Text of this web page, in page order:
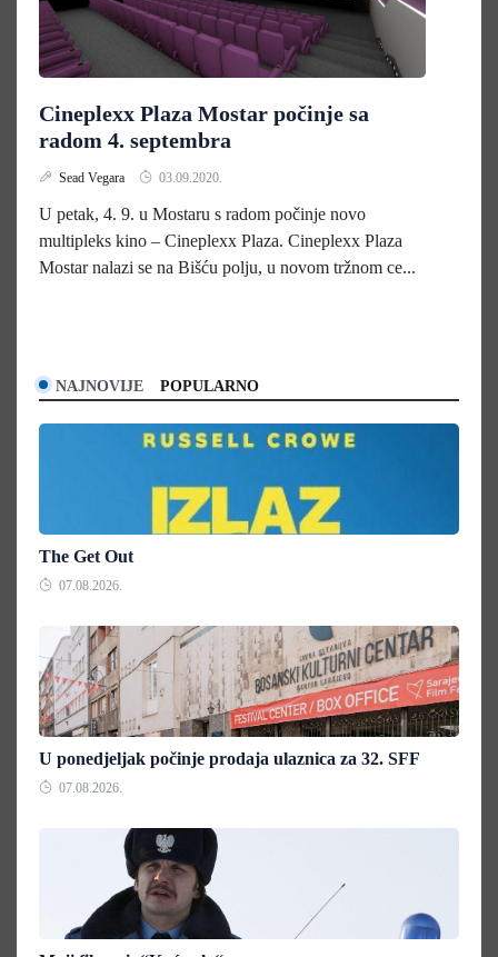
Cineplexx Plaza Mostar počinje sa
radom 4. septembra
Sead Vegara 03.09.2020.
U petak, 4. 9. u Mostaru s radom počinje novo
multipleks kino – Cineplexx Plaza. Cineplexx Plaza
Mostar nalazi se na Bišću polju, u novom tržnom ce...
NAJNOVIJE POPULARNO
The Get Out
07.08.2026.
U ponedjeljak počinje prodaja ulaznica za 32. SFF
07.08.2026.